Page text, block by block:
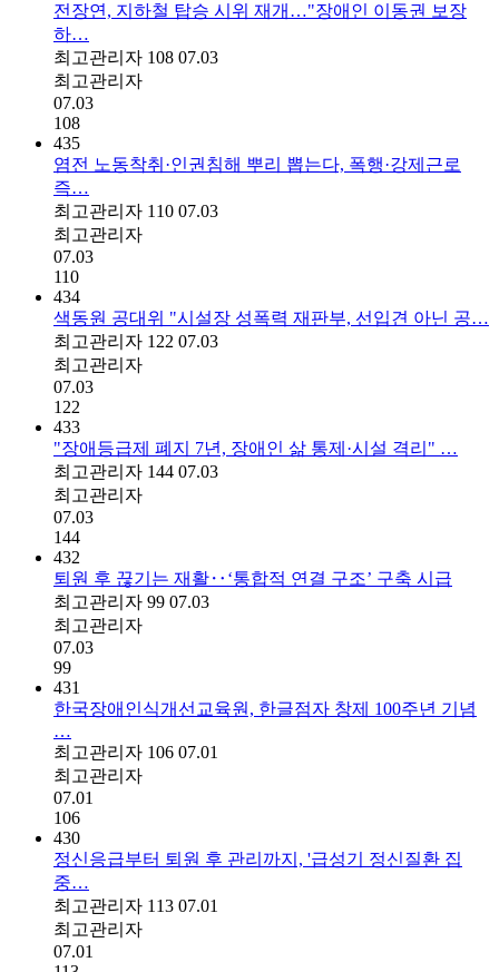
전장연, 지하철 탑승 시위 재개…"장애인 이동권 보장
하…
최고관리자 108 07.03
최고관리자
07.03
108
435
염전 노동착취·인권침해 뿌리 뽑는다, 폭행·강제근로
즉…
최고관리자 110 07.03
최고관리자
07.03
110
434
색동원 공대위 "시설장 성폭력 재판부, 선입견 아닌 공…
최고관리자 122 07.03
최고관리자
07.03
122
433
"장애등급제 폐지 7년, 장애인 삶 통제·시설 격리" …
최고관리자 144 07.03
최고관리자
07.03
144
432
퇴원 후 끊기는 재활‥‘통합적 연결 구조’ 구축 시급
최고관리자 99 07.03
최고관리자
07.03
99
431
한국장애인식개선교육원, 한글점자 창제 100주년 기념
…
최고관리자 106 07.01
최고관리자
07.01
106
430
정신응급부터 퇴원 후 관리까지, '급성기 정신질환 집
중…
최고관리자 113 07.01
최고관리자
07.01